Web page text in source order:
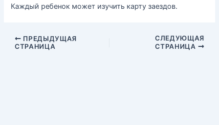
Каждый ребенок может изучить карту заездов.
ПРЕДЫДУЩАЯ
СТРАНИЦА
СЛЕДУЮЩАЯ
СТРАНИЦА